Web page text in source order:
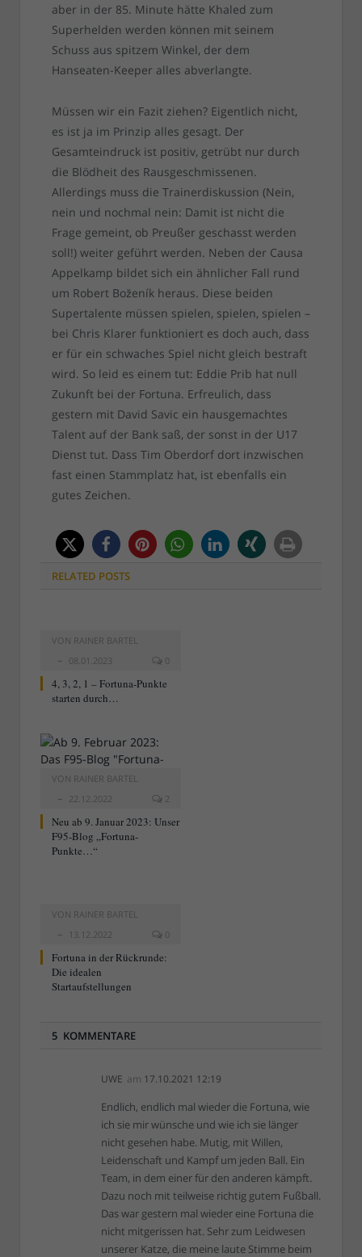
aber in der 85. Minute hätte Khaled zum
Superhelden werden können mit seinem
Schuss aus spitzem Winkel, der dem
Hanseaten-Keeper alles abverlangte.
Müssen wir ein Fazit ziehen? Eigentlich nicht,
es ist ja im Prinzip alles gesagt. Der
Gesamteindruck ist positiv, getrübt nur durch
die Blödheit des Rausgeschmissenen.
Allerdings muss die Trainerdiskussion (Nein,
nein und nochmal nein: Damit ist nicht die
Frage gemeint, ob Preußer geschasst werden
soll!) weiter geführt werden. Neben der Causa
Appelkamp bildet sich ein ähnlicher Fall rund
um Robert Boženík heraus. Diese beiden
Supertalente müssen spielen, spielen, spielen –
bei Chris Klarer funktioniert es doch auch, dass
er für ein schwaches Spiel nicht gleich bestraft
wird. So leid es einem tut: Eddie Prib hat null
Zukunft bei der Fortuna. Erfreulich, dass
gestern mit David Savic ein hausgemachtes
Talent auf der Bank saß, der sonst in der U17
Dienst tut. Dass Tim Oberdorf dort inzwischen
fast einen Stammplatz hat, ist ebenfalls ein
gutes Zeichen.
RELATED POSTS
VON RAINER BARTEL
08.01.2023
0
4, 3, 2, 1 – Fortuna-Punkte
starten durch…
VON RAINER BARTEL
22.12.2022
2
Neu ab 9. Januar 2023: Unser
F95-Blog „Fortuna-
Punkte…“
VON RAINER BARTEL
13.12.2022
0
Fortuna in der Rückrunde:
Die idealen
Startaufstellungen
5 KOMMENTARE
UWE am 17.10.2021 12:19
Endlich, endlich mal wieder die Fortuna, wie
ich sie mir wünsche und wie ich sie länger
nicht gesehen habe. Mutig, mit Willen,
Leidenschaft und Kampf um jeden Ball. Ein
Team, in dem einer für den anderen kämpft.
Dazu noch mit teilweise richtig gutem Fußball.
Das war gestern mal wieder eine Fortuna die
nicht mitgerissen hat. Sehr zum Leidwesen
unserer Katze, die meine laute Stimme beim